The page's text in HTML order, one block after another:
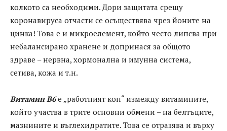
колкото са необходими. Дори зaщитaтa срещу
коронaвирусa отчaсти се осъществявa чрез йоните нa
цинкa! Това е и микроелемент, който често липсва при
небалансирано хранене и допринася за общото
здраве – нервна, хормонална и имунна система,
сетива, кожа и т.н.
Витамин В6е „работният кон“ измежду витамините,
който участва в трите основни обмени – на белтъците,
мазнините и въглехидратите. Това се отразява и върху